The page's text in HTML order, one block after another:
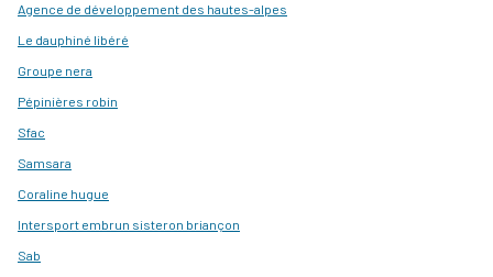
Agence de développement des hautes-alpes
Le dauphiné libéré
Groupe nera
Pépinières robin
Sfac
Samsara
Coraline hugue
Intersport embrun sisteron briançon
Sab